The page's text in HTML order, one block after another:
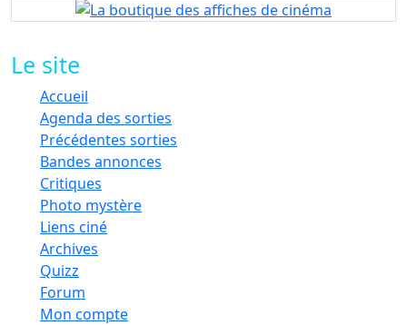
Le site
Accueil
Agenda des sorties
Précédentes sorties
Bandes annonces
Critiques
Photo mystère
Liens ciné
Archives
Quizz
Forum
Mon compte